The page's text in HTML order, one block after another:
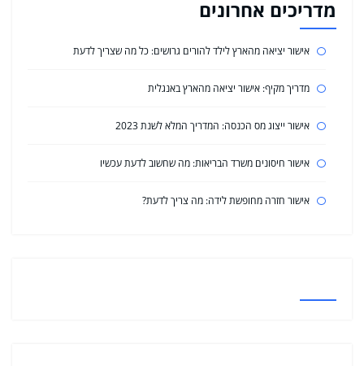
מדריכים אחרונים
אישור יציאה מהארץ לילד להורים גרושים: כל מה שצריך לדעת
מדריך מקיף: אישור יציאה מהארץ באנגלית
אישור ייצוג מס הכנסה: המדריך המלא לשנת 2023
אישור חיסונים משרד הבריאות: מה שחשוב לדעת עכשיו
אישור חזרה מחופשת לידה: מה צריך לדעת?